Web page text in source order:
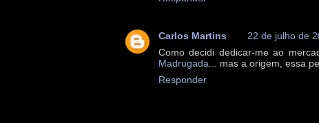
Carlos Martins
22 de julho de
Como decidi dedicar-me ao
Madrugada... mas a origem, essa
Responder